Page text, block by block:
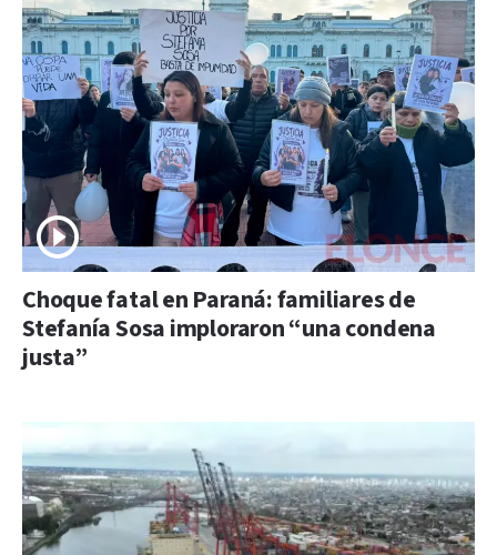
Choque fatal en Paraná: familiares de
Stefanía Sosa imploraron “una condena
justa”